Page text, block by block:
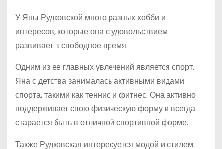
У Яны Рудковской много разных хобби и
интересов, которые она с удовольствием
развивает в свободное время.
Одним из ее главных увлечений является спорт.
Яна с детства занималась активными видами
спорта, такими как теннис и фитнес. Она активно
поддерживает свою физическую форму и всегда
старается быть в отличной спортивной форме.
Также Рудковская интересуется модой и стилем.